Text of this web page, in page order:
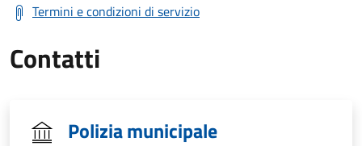
Termini e condizioni di servizio
Contatti
Polizia municipale